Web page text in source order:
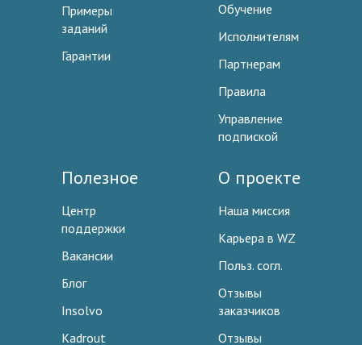
Примеры
заданий
Гарантии
Обучение
Исполнителям
Партнерам
Правила
Управление
подпиской
Полезное
Центр
поддержки
Вакансии
Блог
Insolvo
Kadrout
О проекте
Наша миссия
Карьера в WZ
Польз. согл.
Отзывы
заказчиков
Отзывы